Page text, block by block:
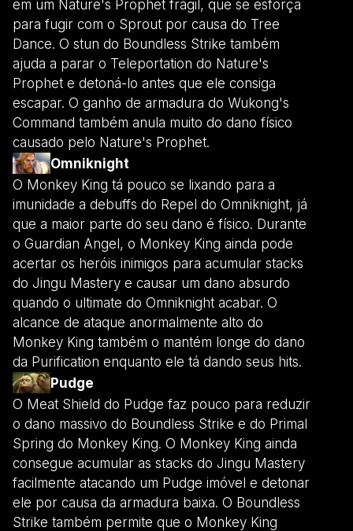
em um Nature's Prophet frágil, que se esforça
para fugir com o Sprout por causa do Tree
Dance. O stun do Boundless Strike também
ajuda a parar o Teleportation do Nature's
Prophet e detoná-lo antes que ele consiga
escapar. O ganho de armadura do Wukong's
Command também anula muito do dano físico
causado pelo Nature's Prophet.
Omniknight
O Monkey King tá pouco se lixando para a
imunidade a debuffs do Repel do Omniknight, já
que a maior parte do seu dano é físico. Durante
o Guardian Angel, o Monkey King ainda pode
acertar os heróis inimigos para acumular stacks
do Jingu Mastery e causar um dano absurdo
quando o ultimate do Omniknight acabar. O
alcance de ataque anormalmente alto do
Monkey King também o mantém longe do dano
da Purification enquanto ele tá dando seus hits.
Pudge
O Meat Shield do Pudge faz pouco para reduzir
o dano massivo do Boundless Strike e do Primal
Spring do Monkey King. O Monkey King ainda
consegue acumular as stacks do Jingu Mastery
facilmente atacando um Pudge imóvel e detonar
ele por causa da armadura baixa. O Boundless
Strike também permite que o Monkey King